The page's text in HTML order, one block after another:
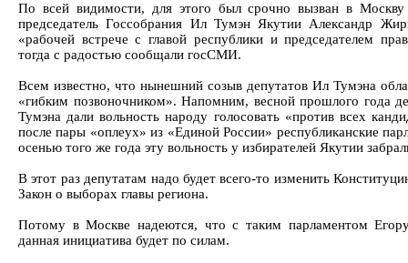
По всей видимости, для этого был срочно вызван в Москву
председатель Госсобрания Ил Тумэн Якутии Александр
«рабочей встрече с главой республики и председателем
тогда с радостью сообщали госСМИ.
Всем известно, что нынешний созыв депутатов Ил Тумэна
«гибким позвоночником». Напомним, весной прошлого года
Тумэна дали вольность народу голосовать «против всех
после пары «оплеух» из «Единой России» республиканские
осенью того же года эту вольность у избирателей Якутии
В этот раз депутатам надо будет всего-то изменить
Закон о выборах главы региона.
Потому в Москве надеются, что с таким парламентом
данная инициатива будет по силам.